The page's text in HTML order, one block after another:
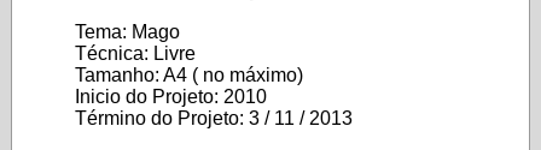
Tema: Mago
Técnica: Livre
Tamanho: A4 ( no máximo)
Inicio do Projeto: 2010
Término do Projeto: 3 / 11 / 2013